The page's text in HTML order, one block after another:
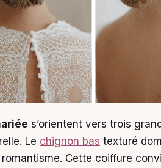
s’orientent vers trois
Le chignon bas texturé
Cette coiffure